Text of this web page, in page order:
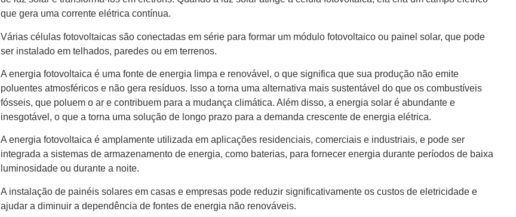
que gera uma corrente elétrica contínua.
Várias células fotovoltaicas são conectadas em série para formar um módulo fotovoltaico ou painel solar, que pode
ser instalado em telhados, paredes ou em terrenos.
A energia fotovoltaica é uma fonte de energia limpa e renovável, o que significa que sua produção não emite
poluentes atmosféricos e não gera resíduos. Isso a torna uma alternativa mais sustentável do que os combustíveis
fósseis, que poluem o ar e contribuem para a mudança climática. Além disso, a energia solar é abundante e
inesgotável, o que a torna uma solução de longo prazo para a demanda crescente de energia elétrica.
A energia fotovoltaica é amplamente utilizada em aplicações residenciais, comerciais e industriais, e pode ser
integrada a sistemas de armazenamento de energia, como baterias, para fornecer energia durante períodos de baixa
luminosidade ou durante a noite.
A instalação de painéis solares em casas e empresas pode reduzir significativamente os custos de eletricidade e
ajudar a diminuir a dependência de fontes de energia não renováveis.